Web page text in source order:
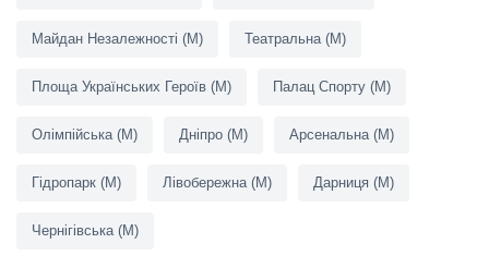
Майдан Незалежності (M) Театральна (M)
Площа Українських Героїв (M) Палац Спорту (M)
Олімпійська (M) Дніпро (M) Арсенальна (M)
Гідропарк (M) Лівобережна (M) Дарниця (M)
Чернігівська (M)